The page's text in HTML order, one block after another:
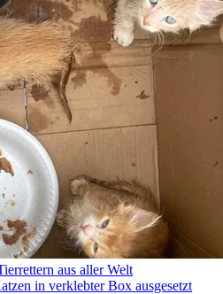
aus aller Welt
in verklebter Box ausgesetzt